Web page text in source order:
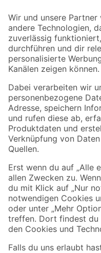
Der toom Newsletter: Keine
Zur Newsletter
Folge uns
Zahlungsarten
Sicher einkaufen
Jetzt die toom-App